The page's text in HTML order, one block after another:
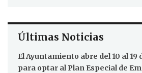
Últimas Noticias
El Ayuntamiento abre del 10 al 19
para optar al Plan Especial de